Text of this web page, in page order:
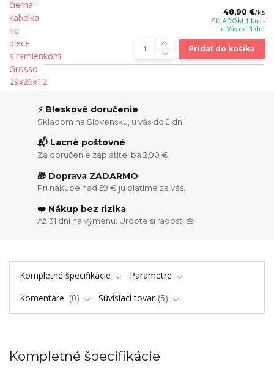
48,90 €/ks
SKLADOM 1 kus -
u Vás do 3 dní
Pridať do košíka
⚡ Bleskové doručenie
Skladom na Slovensku, u vás do 2 dní.
📬 Lacné poštovné
Za doručenie zaplatíte iba 2,90 €.
🎁 Doprava ZADARMO
Pri nákupe nad 59 € ju platíme za vás.
❤️ Nákup bez rizika
Až 31 dní na výmenu. Urobte si radosť! 👜
Kompletné špecifikácie
Parametre
Komentáre
0 Súvisiaci tovar 5
Kompletné špecifikácie